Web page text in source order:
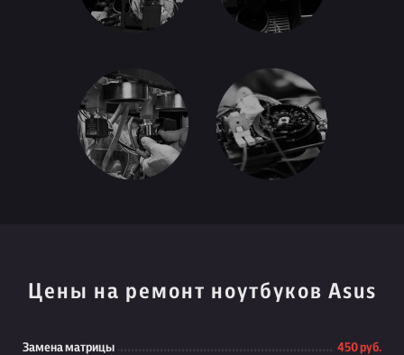
Цены на ремонт ноутбуков Asus
Замена матрицы 450 руб.